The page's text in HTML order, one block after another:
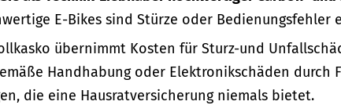
E-Bikes sind Stürze oder Bedienungsfehler
übernimmt Kosten für Sturz-und
Handhabung oder Elektronikschäden durch
die eine Hausratversicherung niemals bietet.